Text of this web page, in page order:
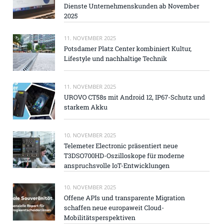
Dienste Unternehmenskunden ab November
2025
11. NOVEMBER 2025
Potsdamer Platz Center kombiniert Kultur,
Lifestyle und nachhaltige Technik
11. NOVEMBER 2025
UROVO CT58s mit Android 12, IP67-Schutz und
starkem Akku
10. NOVEMBER 2025
Telemeter Electronic präsentiert neue
T3DSO700HD-Oszilloskope für moderne
anspruchsvolle IoT-Entwicklungen
10. NOVEMBER 2025
Offene APIs und transparente Migration
schaffen neue europaweit Cloud-
Mobilitätsperspektiven